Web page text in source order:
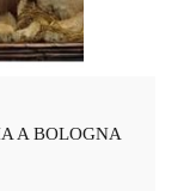
A BOLOGNA